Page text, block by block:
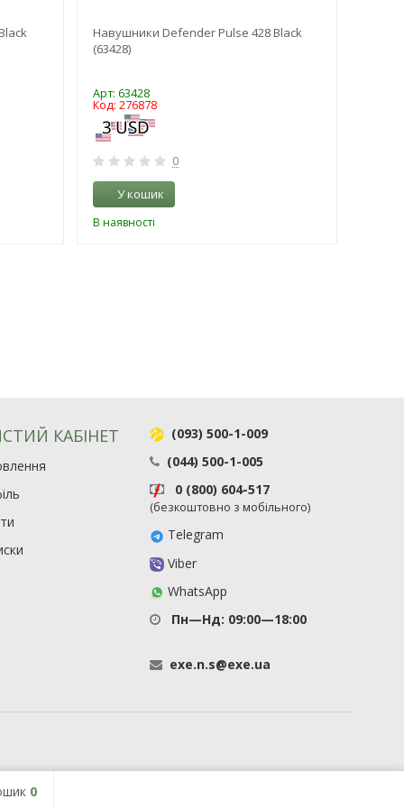
Навушники Defender Pulse 428 Black
(63428)
Арт: 63428
Код: 276878
0
У кошик
В наявності
КАБІНЕТ
(093) 500-1-009
(044) 500-1-005
0 (800) 604-517
(безкоштовно з мобільного)
Telegram
Viber
WhatsApp
Пн—Нд: 09:00—18:00
exe.n.s@exe.ua
0